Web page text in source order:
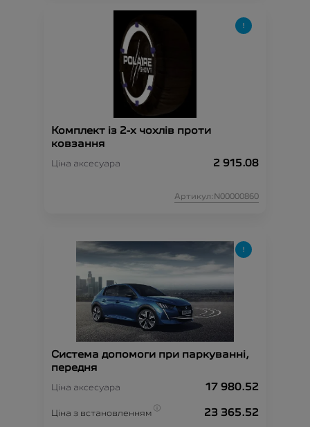
Комплект із 2-х чохлів проти
ковзання
Ціна аксесуара 2 915.08
Артикул:N00000860
Система допомоги при паркуванні,
передня
Ціна аксесуара 17 980.52
Ціна з встановленням 23 365.52